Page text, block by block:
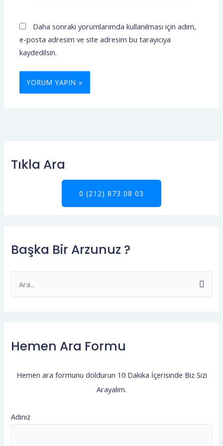
Daha sonraki yorumlarımda kullanılması için adım,
e-posta adresim ve site adresim bu tarayıcıya
kaydedilsin.
Tıkla Ara
0 (212) 873 08 03
Başka Bir Arzunuz ?
e
c
:
Hemen Ara Formu
Hemen ara formunu doldurun 10 Dakika İçerisinde Biz Sizi
Arayalım.
Adınız